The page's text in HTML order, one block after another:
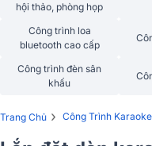
hội thảo, phòng họp
Công trình loa
bluetooth cao cấp
Công trình đèn sân
khấu
Trang Chủ › Công Trình